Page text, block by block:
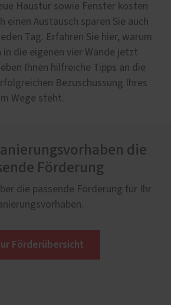
Haustür sowie Fenster kosten
einen Austausch sparen Sie auch
Tag. Erfahren Sie hier, warum
die eigenen vier Wände jetzt
Ihnen hilfreiche Tipps an die
Bezuschussung Ihres
Wege steht.
die
Förderung
die passende Förderung für Ihr
Förderübersicht